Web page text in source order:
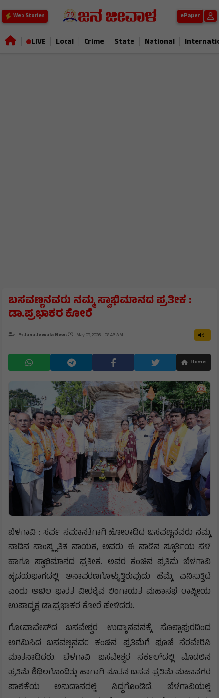
Web Stories ePaper
LIVE Local Crime State National
ಬಸವಣ್ಣನವರು ನಮ್ಮ ಸ್ವಾಭಿಮಾನದ ಪ್ರತೀಕ :
ಡಾ.ಪ್ರಭಾಕರ ಕೋರೆ
ByJana Jeevala News May 09, 2026 - 08:46 AM
Home
ಬೆಳಗಾವಿ : ಸರ್ವ ಸಮಾನತೆಗಾಗಿ ಹೋರಾಡಿದ ಬಸವಣ್ಣನವರು ನಮ್ಮ
ನಾಡಿನ ಸಾಂಸ್ಕೃತಿಕ ನಾಯಕ, ಅವರು ಈ ನಾಡಿನ ಸ್ಫೂರ್ತಿಯ ಸೆಳೆ
ಹಾಗೂ ಸ್ವಾಭಿಮಾನದ ಪ್ರತೀಕ. ಅವರ ಕಂಚಿನ ಪ್ರತಿಮೆ ಬೆಳಗಾವಿ
ಹೃದಯಭಾಗದಲ್ಲಿ ಅನಾವರಣಗೊಳ್ಳುತ್ತಿರುವುದು ಹೆಮ್ಮೆ ಎನಿಸುತ್ತಿದೆ
ಎಂದು ಅಖಿಲ ಭಾರತ ವೀರಶೈವ ಲಿಂಗಾಯತ ಮಹಾಸಭೆ ರಾಷ್ಟ್ರೀಯ
ಉಪಾಧ್ಯಕ್ಷ ಡಾ.ಪ್ರಭಾಕರ ಕೋರೆ ಹೇಳಿದರು.
ಗೋವಾವೇಸ್‌ದ ಬಸವೇಶ್ವರ ಉದ್ಯಾನವನಕ್ಕೆ ಸೊಲ್ಲಾಪುರದಿಂದ
ಆಗಮಿಸಿದ ಬಸವಣ್ಣನವರ ಕಂಚಿನ ಪ್ರತಿಮೆಗೆ ಪೂಜೆ ನೆರವೇರಿಸಿ
ಮಾತನಾಡಿದರು. ಬೆಳಗಾವಿ ಬಸವೇಶ್ವರ ಸರ್ಕಲ್‌ದಲ್ಲಿ ಮೊದಲಿನ
ಪ್ರತಿಮೆ ಶಿಥಿಲಗೊಂಡಿತ್ತು ಹಾಗಾಗಿ ನೂತನ ಬಸವ ಪ್ರತಿಮೆ ಮಹಾನಗರ
ಪಾಲಿಕೆಯ ಅನುದಾನದಲ್ಲಿ ಸಿದ್ಧಗೊಂಡಿದೆ. ಬೆಳಗಾವಿಯಲ್ಲಿ